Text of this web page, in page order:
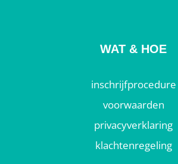
WAT & HOE
inschrijfprocedure
voorwaarden
privacyverklaring
klachtenregeling